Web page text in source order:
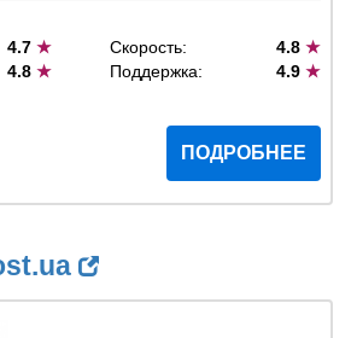
4.7★ Скорость: 4.8 ★
4.8★ Поддержка: 4.9 ★
ПОДРОБНЕЕ